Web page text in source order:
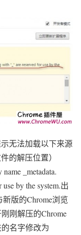
无法加载以下来源
的解压位置）
_metadata.
use by the system.出
版的Chrome浏览
刚解压的Chrome
名字修改为